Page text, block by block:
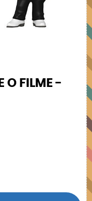
O FILME -